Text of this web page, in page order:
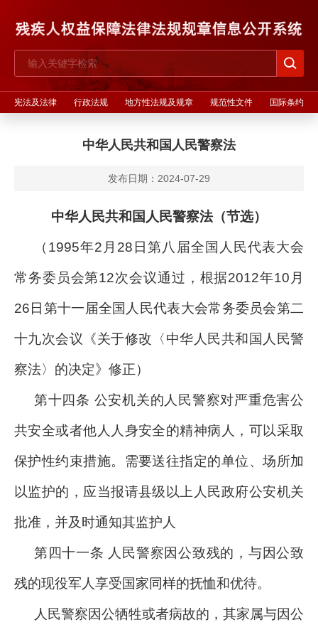
宪法及法律 行政法规 地方性法规及规章 规范性文件 国际条约
中华人民共和国人民警察法
发布日期：2024-07-29
中华人民共和国人民警察法（节选）
（1995年2月28日第八届全国人民代表大会
常务委员会第12次会议通过，根据2012年10月
26日第十一届全国人民代表大会常务委员会第二
十九次会议《关于修改〈中华人民共和国人民警
察法〉的决定》修正）
第十四条 公安机关的人民警察对严重危害公
共安全或者他人人身安全的精神病人，可以采取
保护性约束措施。需要送往指定的单位、场所加
以监护的，应当报请县级以上人民政府公安机关
批准，并及时通知其监护人
第四十一条 人民警察因公致残的，与因公致
残的现役军人享受国家同样的抚恤和优待。
人民警察因公牺牲或者病故的，其家属与因公